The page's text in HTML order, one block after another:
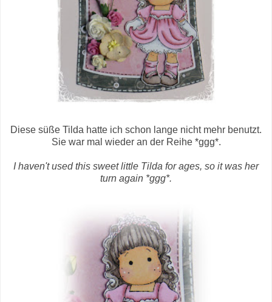
Diese süße Tilda hatte ich schon lange nicht mehr benutzt.
Sie war mal wieder an der Reihe *ggg*.
I haven't used this sweet little Tilda for ages, so it was her
turn again *ggg*.